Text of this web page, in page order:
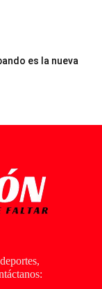
es la nueva